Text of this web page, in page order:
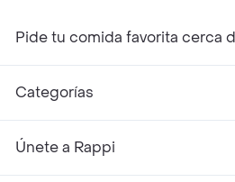
Pide tu comida favorita cerca
Categorías
Únete a Rappi